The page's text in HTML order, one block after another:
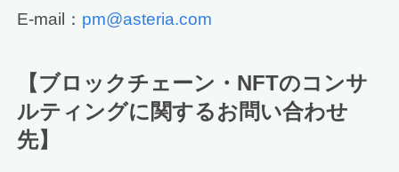
E-mail： pm@asteria.com
【ブロックチェーン・NFTのコンサ
ルティングに関するお問い合わせ
先】